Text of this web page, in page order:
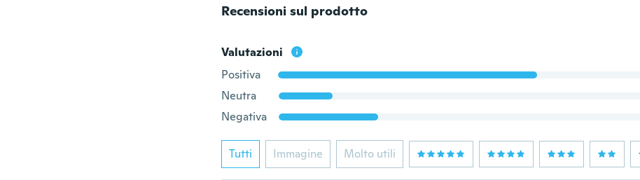
Recensioni sul prodotto
Valutazioni
Positiva
Neutra
Negativa
Tutti Immagine Molto utili